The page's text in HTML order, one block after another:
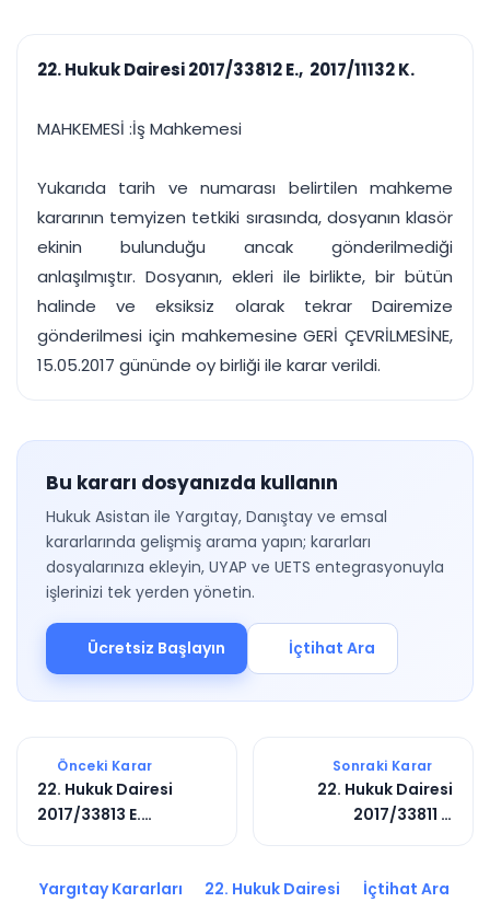
Duruşma ve görev
takvimi
Bildirim
Süreleri asla kaçırmayın
takibi
Tek panelde uçtan uca yönetim
UYAP & UETS entegrasyonundan finansa, hepsi bir arada.
Tüm özellikleri inceleyin Ücretsiz Başlayın
22. Hukuk Dairesi 2017/33812 E., 2017/11132 K.
MAHKEMESİ :İş Mahkemesi
Yukarıda tarih ve numarası belirtilen mahkeme
kararının temyizen tetkiki sırasında, dosyanın klasör
ekinin bulunduğu ancak gönderilmediği
anlaşılmıştır. Dosyanın, ekleri ile birlikte, bir bütün
halinde ve eksiksiz olarak tekrar Dairemize
gönderilmesi için mahkemesine GERİ ÇEVRİLMESİNE,
15.05.2017 gününde oy birliği ile karar verildi.
Bu kararı dosyanızda kullanın
Hukuk Asistan ile Yargıtay, Danıştay ve emsal
kararlarında gelişmiş arama yapın; kararları
dosyalarınıza ekleyin, UYAP ve UETS entegrasyonuyla
işlerinizi tek yerden yönetin.
Ücretsiz Başlayın İçtihat Ara
Önceki Karar
22. Hukuk Dairesi
2017/33813 E.
Sonraki Karar
22. Hukuk Dairesi
2017/33811 E.
Yargıtay Kararları 22. Hukuk Dairesi İçtihat Ara